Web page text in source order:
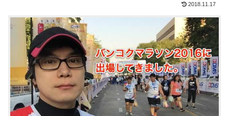
2018.11.17